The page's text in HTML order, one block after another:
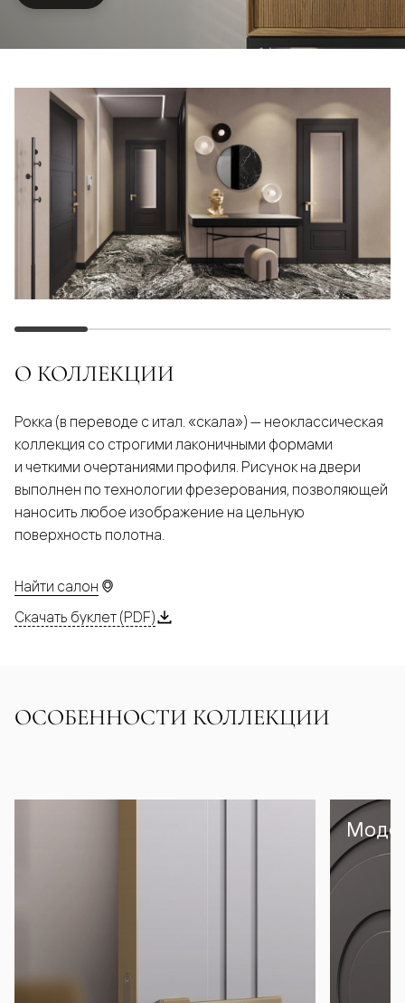
О КОЛЛЕКЦИИ
Рокка (в переводе с итал. «скала») — неоклассическая
коллекция со строгими лаконичными формами
и четкими очертаниями профиля. Рисунок на двери
выполнен по технологии фрезерования, позволяющей
наносить любое изображение на цельную
поверхность полотна.
Найти салон
Скачать буклет (PDF)
ОСОБЕННОСТИ КОЛЛЕКЦИИ